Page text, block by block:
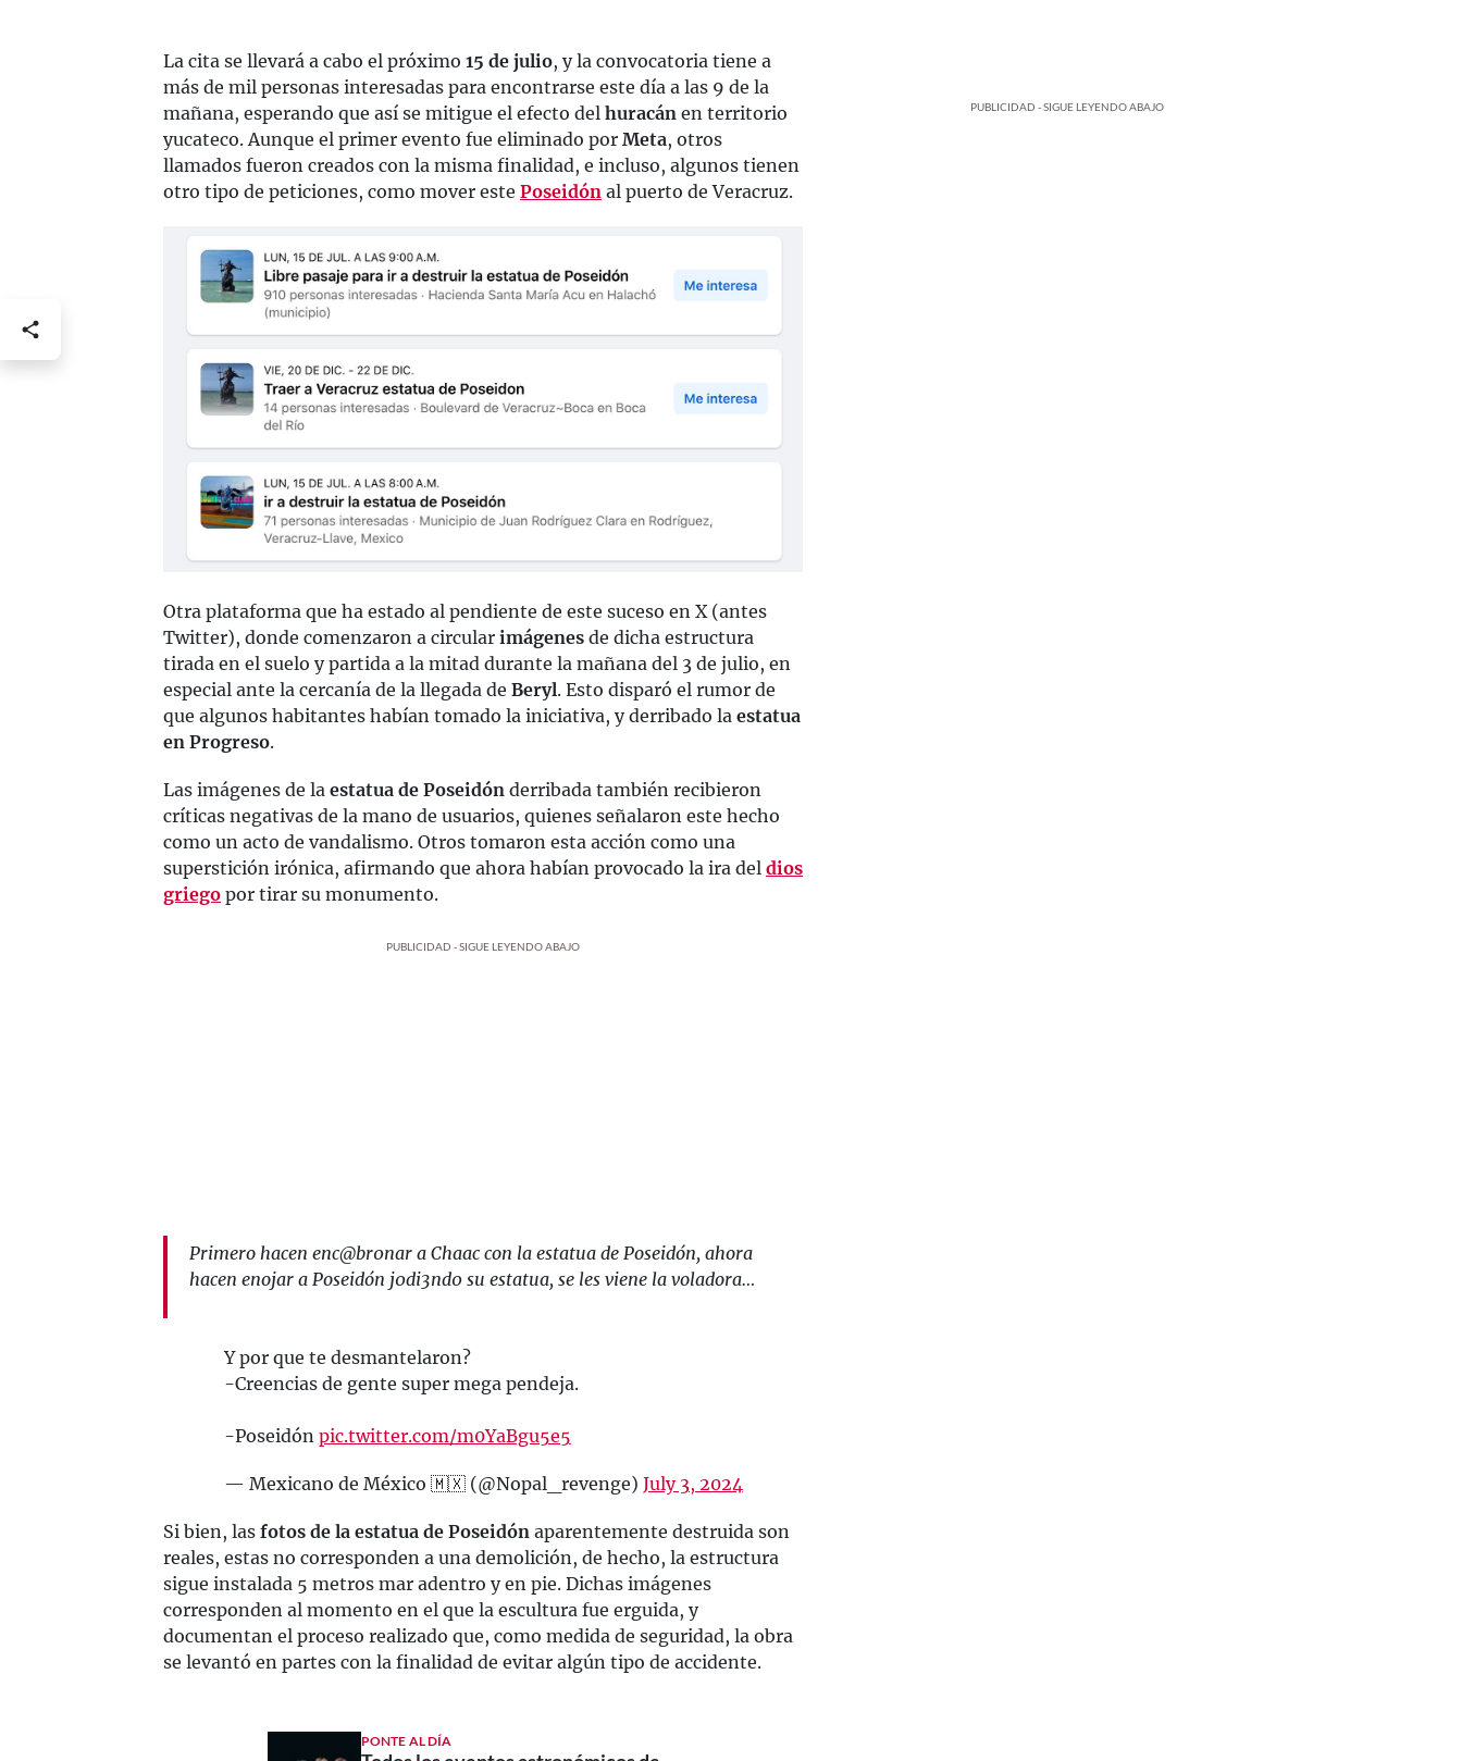
La cita se llevará a cabo el próximo 15 de julio, y la convocatoria tiene a
más de mil personas interesadas para encontrarse este día a las 9 de la
mañana, esperando que así se mitigue el efecto del huracán en territorio
yucateco. Aunque el primer evento fue eliminado por Meta, otros
llamados fueron creados con la misma finalidad, e incluso, algunos tienen
otro tipo de peticiones, como mover este Poseidón al puerto de Veracruz.
Otra plataforma que ha estado al pendiente de este suceso en X (antes
Twitter), donde comenzaron a circular imágenes de dicha estructura
tirada en el suelo y partida a la mitad durante la mañana del 3 de julio, en
especial ante la cercanía de la llegada de Beryl. Esto disparó el rumor de
que algunos habitantes habían tomado la iniciativa, y derribado la estatua
en Progreso.
Las imágenes de la estatua de Poseidón derribada también recibieron
críticas negativas de la mano de usuarios, quienes señalaron este hecho
como un acto de vandalismo. Otros tomaron esta acción como una
superstición irónica, afirmando que ahora habían provocado la ira del dios
griego por tirar su monumento.
PUBLICIDAD - SIGUE LEYENDO ABAJO
Primero hacen enc@br0nar a Chaac con la estatua de Poseidón, ahora
hacen enojar a Poseidón j0di3nd0 su estatua, se les viene la voladora…
Y por que te desmantelaron?
-Creencias de gente super mega pendeja.
-Poseidón pic.twitter.com/m0YaBgu5e5
— Mexicano de México 🇲🇽 (@Nopal_revenge) July 3, 2024
Si bien, las fotos de la estatua de Poseidón aparentemente destruida son
reales, estas no corresponden a una demolición, de hecho, la estructura
sigue instalada 5 metros mar adentro y en pie. Dichas imágenes
corresponden al momento en el que la escultura fue erguida, y
documentan el proceso realizado que, como medida de seguridad, la obra
se levantó en partes con la finalidad de evitar algún tipo de accidente.
PONTE AL DÍA
PUBLICIDAD - SIGUE LEYENDO ABAJO